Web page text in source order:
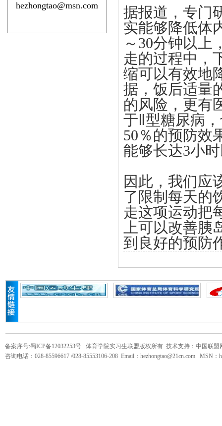
hezhongtao@msn.com
据报道，专门
实能够降低体
～30分钟以上
走的过程中，
缩可以有效地
据，饭后适量
的风险，更有
于Ⅱ型糖尿病
50％的预防效
能够长达3小
因此，我们应
了限制每天的
走这项运动把
上可以改善
到良好的预防
备案序号:蜀ICP备12032253号 体育学院实习生联盟版权所有 技术支持：中国联盟
咨询电话：028-85596617 /028-85553106-208 Email：hezhongtao@21cn.com MSN